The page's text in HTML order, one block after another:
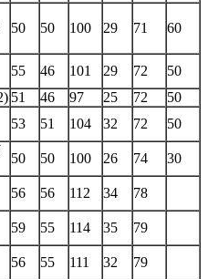
50 50 100 29 71 60
55 46 101 29 72
50
51 46 97 25 72
50
53 51 104 32 72 50
50 50 100 26 74 30
56 56 112 34 78
59 55 114 35 79
56 55 111 32 79